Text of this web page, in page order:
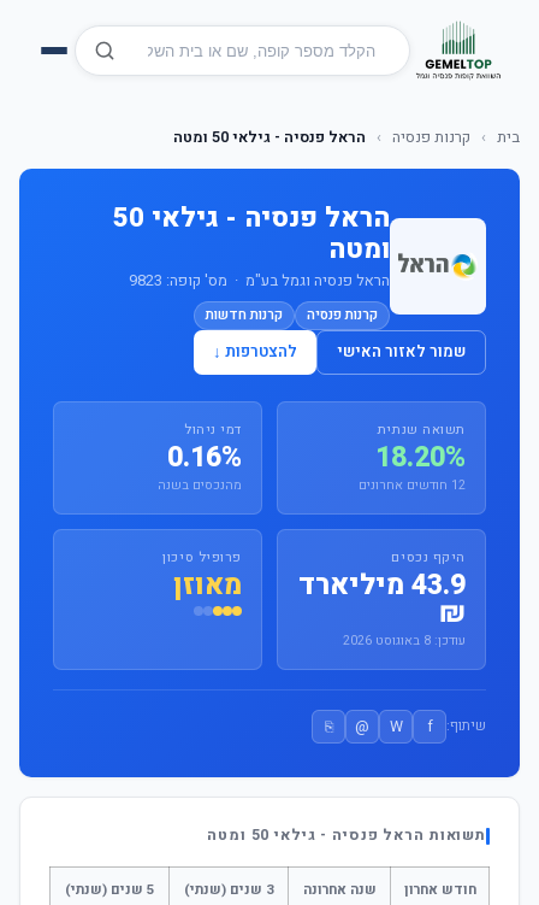
בית › קרנות פנסיה › הראל פנסיה - גילאי 50 ומטה
הראל פנסיה - גילאי 50
ומטה
הראל פנסיה וגמל בע"מ · מס' קופה: 9823
קרנות פנסיה קרנות חדשות
שמור לאזור האישי להצטרפות ↓
תשואה שנתית
18.20%
12 חודשים אחרונים
דמי ניהול
0.16%
מהנכסים בשנה
היקף נכסים
43.9 מיליארד
₪
עודכן: 8 באוגוסט 2026
פרופיל סיכון
מאוזן
שיתוף: f
W
@
⎘
תשואות הראל פנסיה - גילאי 50 ומטה
חודש אחרון שנה אחרונה 3 שנים (שנתי) 5 שנים (שנתי)